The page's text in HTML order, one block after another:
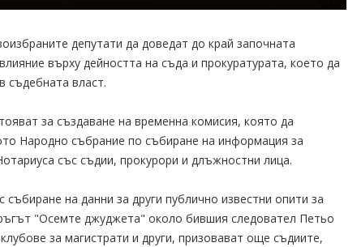
депутати да доведат до край започната
върху дейността на съда и прокуратурата, което да
съдебната власт.
за създаване на временна комисия, която да
Народно събрание по събиране на информация за
със съдии, прокурори и длъжностни лица.
на данни за други публично известни опити за
"Осемте джуджета" около бившия следовател Петьо
за магистрати и други, призовават още съдиите,